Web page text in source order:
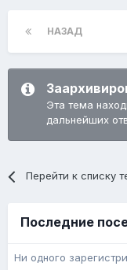
НАЗАД
Эта тема
дальнейших
Перейти к списку
Последние
Ни одного